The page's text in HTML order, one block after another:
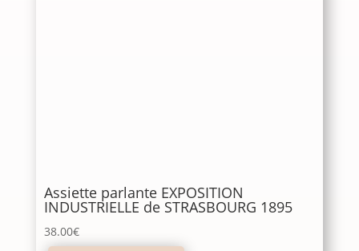
Assiette parlante EXPOSITION
INDUSTRIELLE de STRASBOURG 1895
38.00€